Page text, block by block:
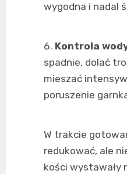
wygodna i nadal
Kontrola
spadnie, dolać
mieszać
poruszenie
W trakcie
redukować, ale
kości wystawały